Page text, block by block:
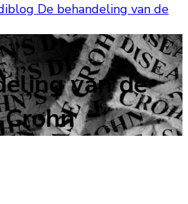
De behandeling van de
van de